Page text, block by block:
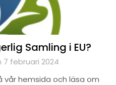
Samling i EU?
februari 2024
hemsida och läsa om